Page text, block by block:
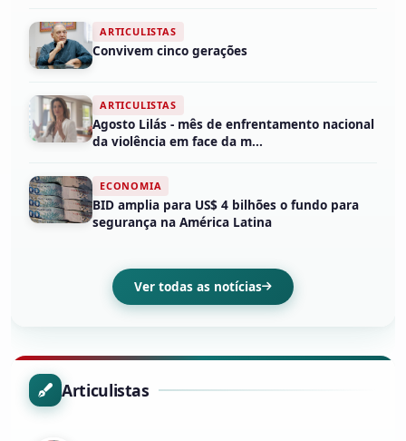
ARTICULISTAS
Convivem cinco gerações
ARTICULISTAS
Agosto Lilás - mês de enfrentamento nacional
da violência em face da m...
ECONOMIA
BID amplia para US$ 4 bilhões o fundo para
segurança na América Latina
Ver todas as notícias
Articulistas